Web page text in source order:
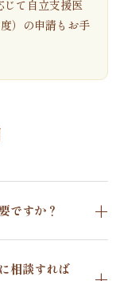
じて自立支援医
）の申請もお手
ですか？
相談すれば